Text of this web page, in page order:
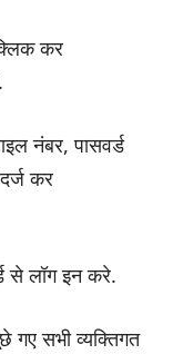
कर
नंबर, पासवर्ड
कर
से लॉग इन करे.
गए सभी व्यक्तिगत